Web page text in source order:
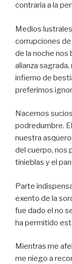
contraria a la
Medios
corrupciones
de la noche nos
alianza
infierno de
preferimos
Nacemos
podredumbre.
nuestra
del cuerpo, nos
tinieblas y el
Parte
exento de la
fue dado el no
ha permitido
Mientras me
me niego a